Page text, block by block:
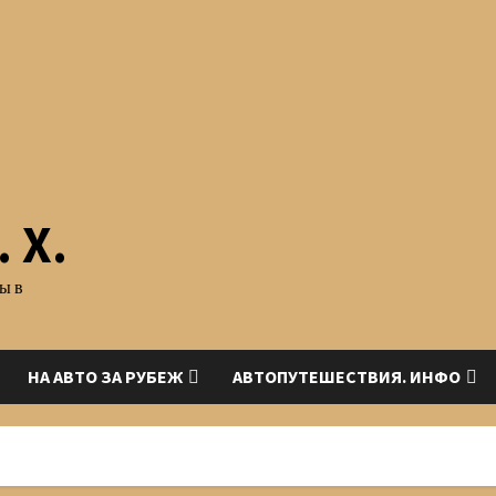
Х.
в
НА АВТО ЗА РУБЕЖ АВТОПУТЕШЕСТВИЯ. ИНФО